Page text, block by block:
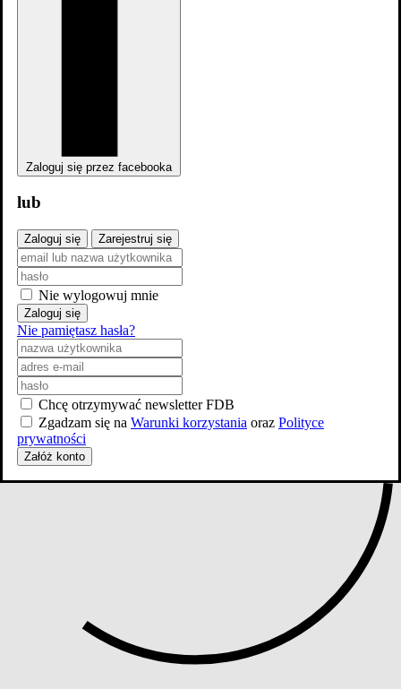
Zaloguj się przez facebooka
lub
Zaloguj się Zarejestruj się
Nie wylogowuj mnie
Zaloguj się
Nie pamiętasz hasła?
Chcę otrzymywać newsletter FDB
Zgadzam się na Warunki korzystania oraz Polityce
prywatności
Załóż konto